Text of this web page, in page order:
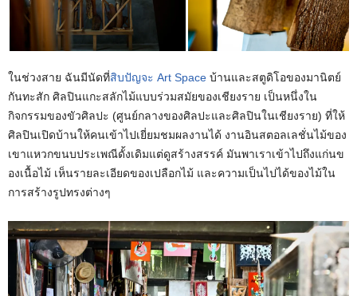
ในช่วงสาย ฉันมีนัดที่สิบปัญจะ Art Space บ้านและสตูดิโอของมานิตย์
กันทะสัก ศิลปินแกะสลักไม้แบบร่วมสมัยของเชียงราย เป็นหนึ่งใน
กิจกรรมของขัวศิลปะ (ศูนย์กลางของศิลปะและศิลปินในเชียงราย) ที่ให้
ศิลปินเปิดบ้านให้คนเข้าไปเยี่ยมชมผลงานได้ งานอินสตอลเลชั่นไม้ของ
เขาแหวกขนบประเพณีดั้งเดิมแต่ดูสร้างสรรค์ มันพาเราเข้าไปถึงแก่นข
องเนื้อไม้ เห็นรายละเอียดของเปลือกไม้ และความเป็นไปได้ของไม้ใน
การสร้างรูปทรงต่างๆ